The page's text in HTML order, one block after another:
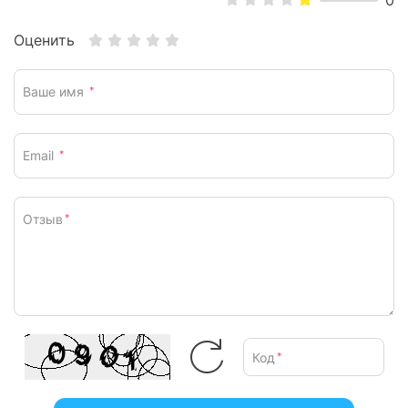
Оценить
Ваше имя *
Email *
Отзыв *
Код *